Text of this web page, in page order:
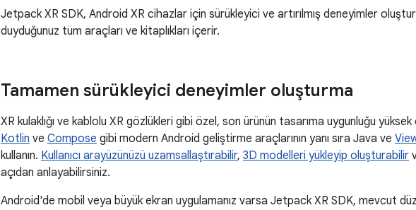
Jetpack XR SDK, Android XR cihazlar için sürükleyici ve artırılmış deneyimler
duyduğunuz tüm araçları ve kitaplıkları içerir.
Tamamen sürükleyici deneyimler oluşturma
XR kulaklığı ve kablolu XR gözlükleri gibi özel, son ürünün tasarıma uygunluğu
Kotlin ve Compose gibi modern Android geliştirme araçlarının yanı sıra Java ve
kullanın. Kullanıcı arayüzünüzü uzamsallaştırabilir, 3D modelleri yükleyip oluşturabilir
açıdan anlayabilirsiniz.
Android'de mobil veya büyük ekran uygulamanız varsa Jetpack XR SDK, mevcut